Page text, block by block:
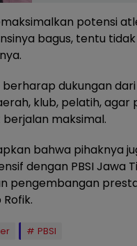
potensi
bagus, tentu
berharap dukungan
klub, pelatih, agar
maksimal.
bahwa pihaknya
dengan PBSI Jawa
pengembangan
PBSI